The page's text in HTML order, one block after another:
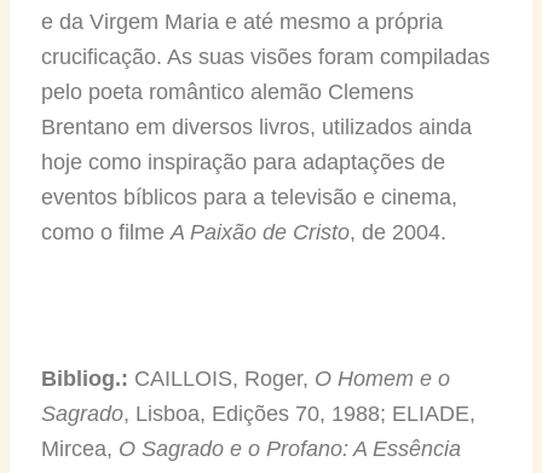
e da Virgem Maria e até mesmo a própria
crucificação. As suas visões foram compiladas
pelo poeta romântico alemão Clemens
Brentano em diversos livros, utilizados ainda
hoje como inspiração para adaptações de
eventos bíblicos para a televisão e cinema,
como o filme A Paixão de Cristo, de 2004.
Bibliog.: CAILLOIS, Roger, O Homem e o
Sagrado, Lisboa, Edições 70, 1988; ELIADE,
Mircea, O Sagrado e o Profano: A Essência